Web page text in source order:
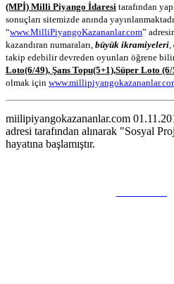
(MPİ) Milli Piyango İdaresi tarafından
sonuçları sitemizde anında
“www.MilliPiyangoKazananlar.com”
kazandıran numaraları, büyük ikramiyeleri
takip edebilir devreden oyunları öğrene
Loto(6/49), Şans Topu(5+1),Süper Loto
olmak için
miilipiyangokazananlar.com
adresi tarafından alınarak "Sosyal
hayatına başlamıştır.